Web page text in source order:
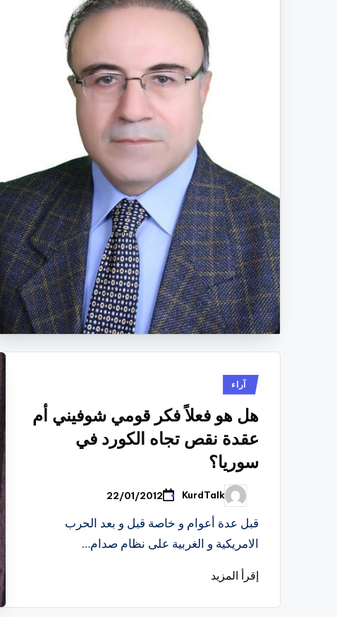
نُشرآراء
هل هو فعلاً فكر قومي شوفيني أم
عقدة نقص تجاه الكورد في
سوريا؟
تمّ
النشر
بواسطة
KurdTalk
22/01/2012
قبل عدة أعوام و خاصة قبل و بعد الحرب
الامريكية و الغربية على نظام صدام…
إقرأ المزيد